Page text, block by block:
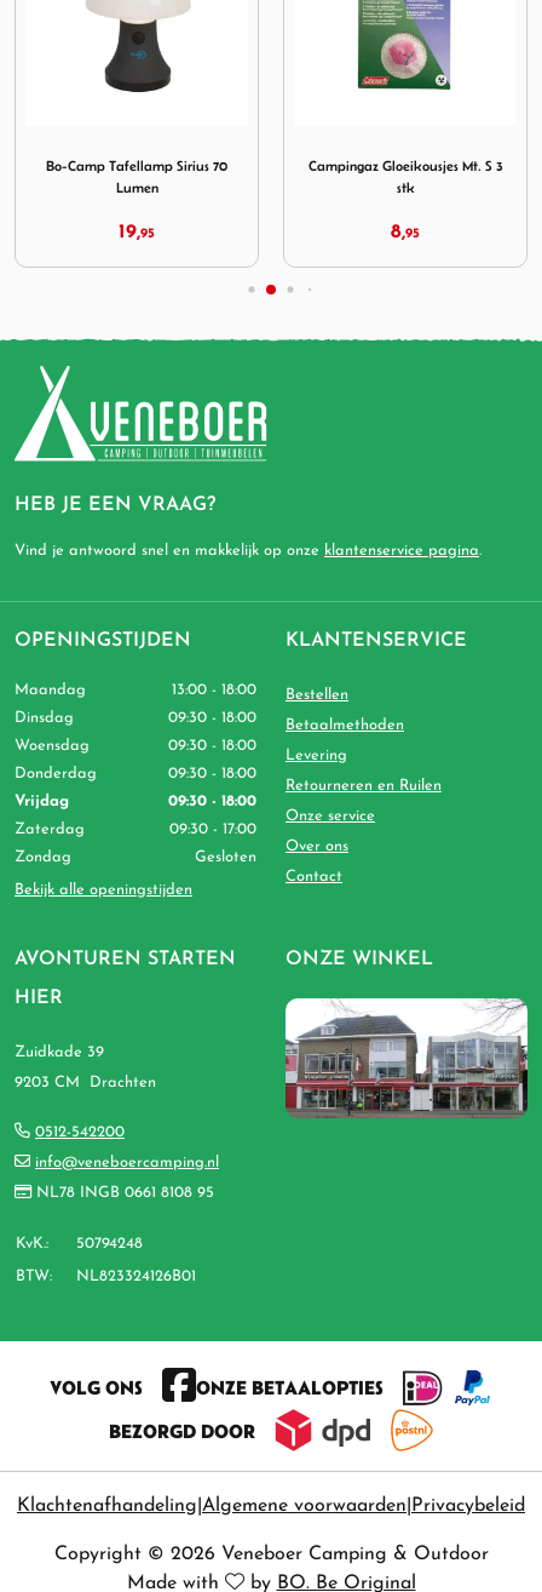
Bo-Camp Tafellamp Sirius 70
Lumen
19,95
Campingaz Gloeikousjes Mt. S 3
stk
8,95
HEB JE EEN VRAAG?
Vind je antwoord snel en makkelijk op onze klantenservice pagina.
AVONTUREN STARTEN
HIER
Zuidkade 39
9203 CM Drachten
0512-542200
info@veneboercamping.nl
NL78 INGB 0661 8108 95
KvK.: 50794248
BTW: NL823324126B01
OPENINGSTIJDEN
Maandag
13:00 - 18:00
Dinsdag
09:30 - 18:00
Woensdag
09:30 - 18:00
Donderdag
09:30 - 18:00
Vrijdag
09:30 - 18:00
Zaterdag
09:30 - 17:00
Zondag
Gesloten
Bekijk alle openingstijden
KLANTENSERVICE
Bestellen
Betaalmethoden
Levering
Retourneren en Ruilen
Onze service
Over ons
Contact
ONZE WINKEL
VOLG ONS
ONZE BETAALOPTIES
BEZORGD DOOR
Klachtenafhandeling Algemene voorwaarden Privacybeleid
Copyright © 2026 Veneboer Camping & Outdoor
Made with
by BO. Be Original